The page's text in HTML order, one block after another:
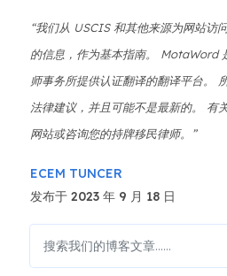
“我们从 USCIS 和其他来源为网站访
的信息，作为基本指南。 MotaWord
师事务所提供认证翻译的翻译平台。
法律建议，并且可能不是最新的。 有
网站或咨询您的持牌移民律师。”
ECEM TUNCER
发布于 2023 年 9 月 18 日